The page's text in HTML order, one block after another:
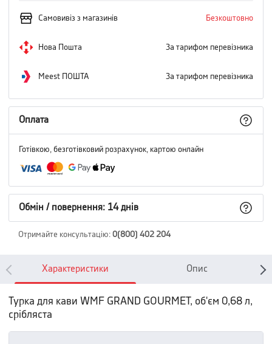
Самовивіз з магазинів Безкоштовно
Нова Пошта За тарифом перевізника
Meest ПОШТА За тарифом перевізника
Оплата
Готівкою, безготівковий розрахунок, картою онлайн
Обмін / повернення: 14 днів
Отримайте консультацію: 0(800) 402 204
Характеристики Опис
Турка для кави WMF GRAND GOURMET, об'єм 0,68 л,
срібляста